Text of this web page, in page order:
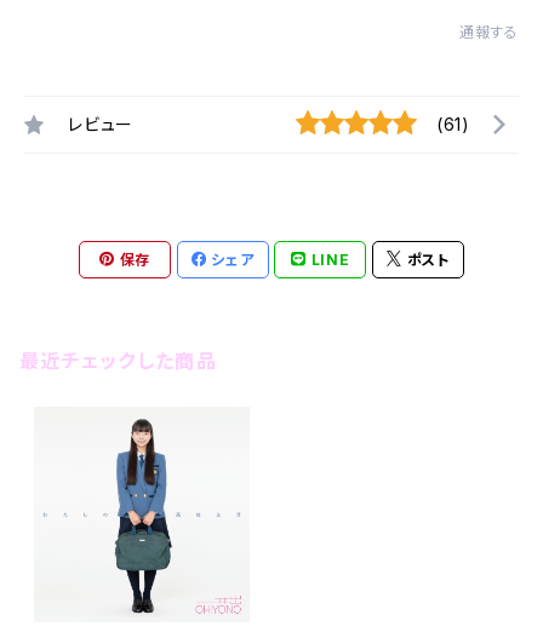
通報する
レビュー (61)
保存 シェア LINE ポスト
最近チェックした商品